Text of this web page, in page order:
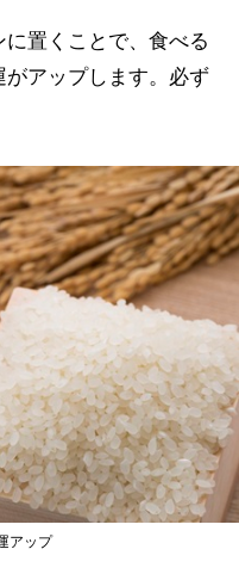
置くことで、食べる
アップします。必ず
アップ